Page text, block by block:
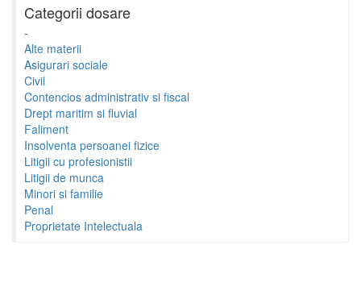
Categorii dosare
-
Alte materii
Asigurari sociale
Civil
Contencios administrativ si fiscal
Drept maritim si fluvial
Faliment
Insolventa persoanei fizice
Litigii cu profesionistii
Litigii de munca
Minori si familie
Penal
Proprietate Intelectuala